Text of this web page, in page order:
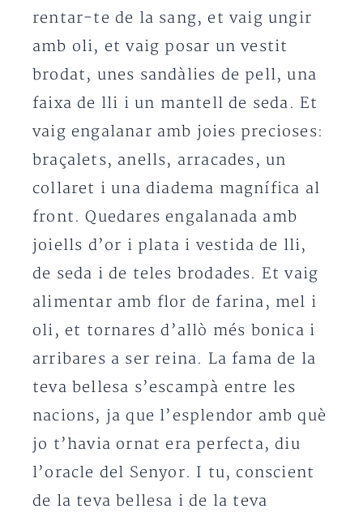
rentar-te de la sang, et vaig ungir
amb oli, et vaig posar un vestit
brodat, unes sandàlies de pell, una
faixa de lli i un mantell de seda. Et
vaig engalanar amb joies precioses:
braçalets, anells, arracades, un
collaret i una diadema magnífica al
front. Quedares engalanada amb
joiells d’or i plata i vestida de lli,
de seda i de teles brodades. Et vaig
alimentar amb flor de farina, mel i
oli, et tornares d’allò més bonica i
arribares a ser reina. La fama de la
teva bellesa s’escampà entre les
nacions, ja que l’esplendor amb què
jo t’havia ornat era perfecta, diu
l’oracle del Senyor. I tu, conscient
de la teva bellesa i de la teva